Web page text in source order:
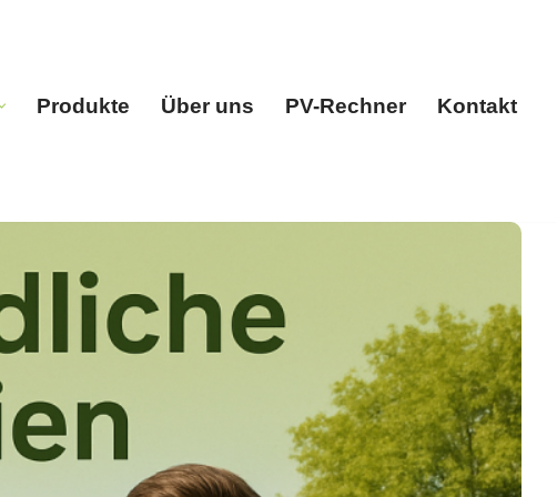
Produkte Über uns PV-Rechner Kontakt
Leistungen Produkte